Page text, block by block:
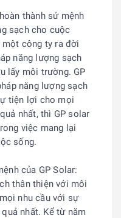
thành sứ mệnh
sạch cho cuộc
một công ty ra đời
năng lượng sạch
lấy môi trường. GP
năng lượng sạch
tiện lợi cho mọi
nhất, thì GP solar
việc mang lại
sống.
của GP Solar:
thân thiện với môi
nhu cầu với sự
nhất. Kể từ năm